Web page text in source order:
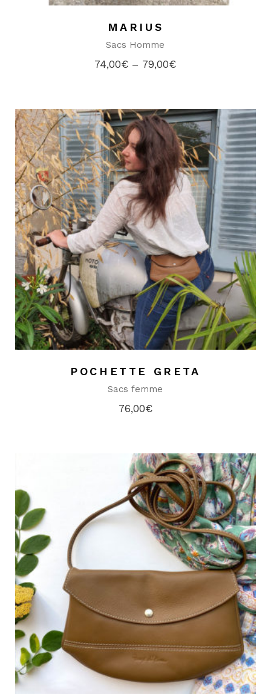
MARIUS
Sacs Homme
74,00€ – 79,00€
Plage
à
79,00€
POCHETTE GRETA
Sacs femme
76,00€